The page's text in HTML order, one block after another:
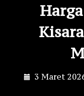
3 Maret